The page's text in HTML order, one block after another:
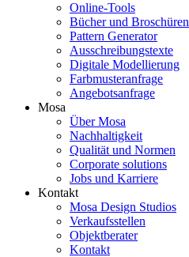
Online-Tools
Bücher und Broschüren
Pattern Generator
Ausschreibungstexte
Digitale Modellierung
Farbmusteranfrage
Angebotsanfrage
Mosa
Über Mosa
Nachhaltigkeit
Qualität und Normen
Corporate solutions
Jobs und Karriere
Kontakt
Mosa Design Studios
Verkaufsstellen
Objektberater
Kontakt